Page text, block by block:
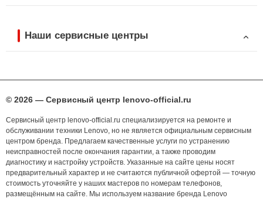
Наши сервисные центры
© 2026 — Сервисный центр lenovo-official.ru
Сервисный центр lenovo-official.ru специализируется на ремонте и
обслуживании техники Lenovo, но не является официальным сервисным
центром бренда. Предлагаем качественные услуги по устранению
неисправностей после окончания гарантии, а также проводим
диагностику и настройку устройств. Указанные на сайте цены носят
предварительный характер и не считаются публичной офертой — точную
стоимость уточняйте у наших мастеров по номерам телефонов,
размещённым на сайте. Мы используем название бренда Lenovo